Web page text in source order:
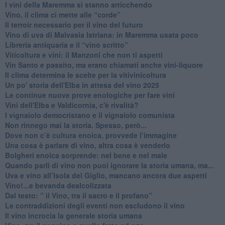
​I vini della Maremma si stanno arricchendo
Vino, il clima ci mette alle “corde”
Il terroir necessario per il vino del futuro
​Vino di uva di Malvasia Istriana: in Maremma usata poco
​Libreria antiquaria e il “vino scritto”
​Viticoltura e vini: il Manzoni che non ti aspetti
​Vin Santo e passito, ma erano chiamati anche vini-liquore
Il clima determina le scelte per la vitivinicoltura
Un po' storia dell'Elba in attesa del vino 2025
Le continue nuove prove enologiche per fare vini
Vini dell'Elba e Valdicornia, c'è rivalità?
​I vignaiolo democristano e il vignaiolo comunista
​Non rinnego mai la storia. Spesso, però...
​Dove non c’è cultura enoica, provvede l’immagine
​Una cosa è parlare di vino, altra cosa è venderlo
Bolgheri enoica sorprende: nel bene e nel male
​Quando parli di vino non puoi ignorare la storia umana, ma...
Uva e vino all’Isola del Giglio, mancano ancora due aspetti
​Vino!...e bevanda dealcolizzata
​Dal testo: ” il Vino, tra il sacro e il profano”
Le contraddizioni degli eventi non escludono il vino
​Il vino incrocia la generale storia umana